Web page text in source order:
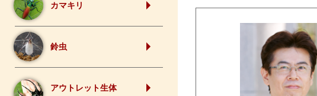
カマキリ
鈴虫
アウトレット生体